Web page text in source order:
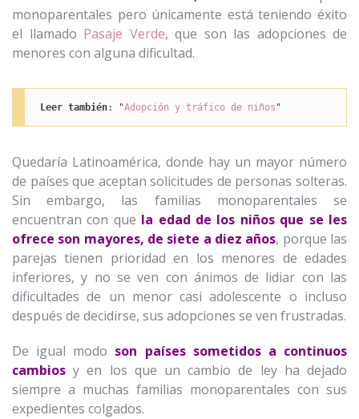
monoparentales pero únicamente está teniendo éxito
el llamado Pasaje Verde, que son las adopciones de
menores con alguna dificultad.
Leer también: "Adopción y tráfico de niños "
Quedaría Latinoamérica, donde hay un mayor número
de países que aceptan solicitudes de personas solteras.
Sin embargo, las familias monoparentales se
encuentran con que la edad de los niños que se les
ofrece son mayores, de siete a diez años, porque las
parejas tienen prioridad en los menores de edades
inferiores, y no se ven con ánimos de lidiar con las
dificultades de un menor casi adolescente o incluso
después de decidirse, sus adopciones se ven frustradas.
De igual modo son países sometidos a continuos
cambios y en los que un cambio de ley ha dejado
siempre a muchas familias monoparentales con sus
expedientes colgados.